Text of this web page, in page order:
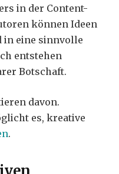
in der Content-
können Ideen
in eine sinnvolle
entstehen
Botschaft.
davon.
es, kreative
.